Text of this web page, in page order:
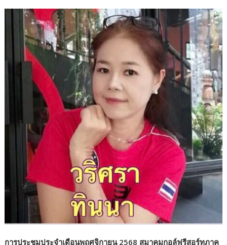
การประชุมประจำเดือนพฤศจิกายน 2568 สมาคมกอล์ฟรีสอร์ทภาค